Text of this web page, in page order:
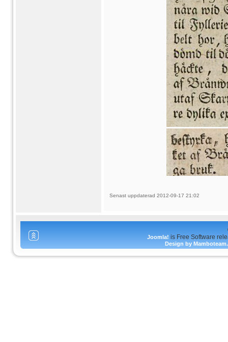
Senast uppdaterad 2012-09-17 21:02
Joomla! is Free Software
Design by